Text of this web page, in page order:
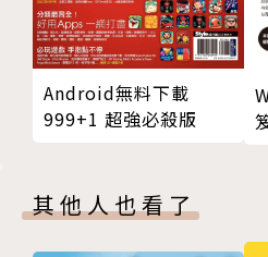
最容易上手的。至於遊戲部
最淺顯易懂的範例，所有與
now-how，都難不倒任何一
的軟體工程師。這樣做的目
例》。
本書不同於其他講解「設計
第二十四章
第二十五章
第二十六章
第二十七章
Android無料下載
999+1 超強必殺版
其他人也看了